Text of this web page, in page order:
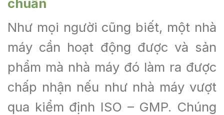
Như mọi người cũng biết, một nhà
máy cần hoạt động được và sản
phẩm mà nhà máy đó làm ra được
chấp nhận nếu như nhà máy vượt
qua kiểm định ISO – GMP. Chúng